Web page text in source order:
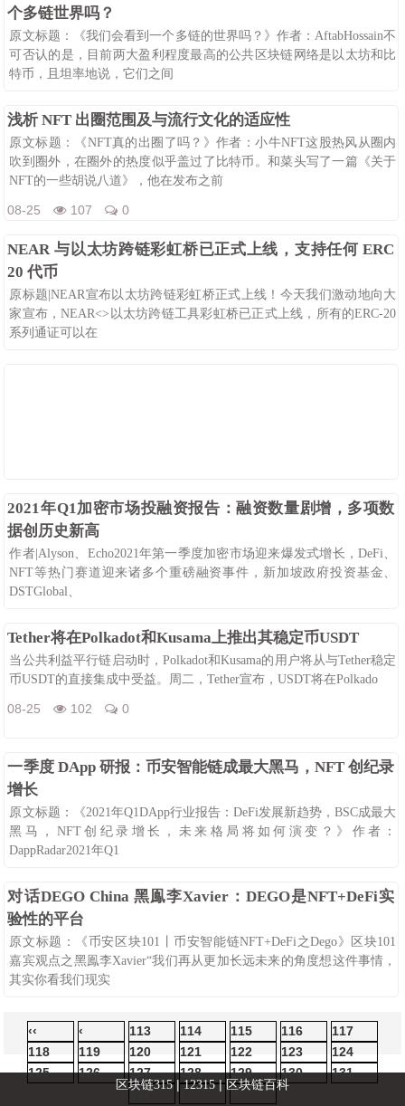
个多链世界吗？
原文标题：《我们会看到一个多链的世界吗？》作者：AftabHossain不
可否认的是，目前两大盈利程度最高的公共区块链网络是以太坊和比
特币，且坦率地说，它们之间
浅析 NFT 出圈范围及与流行文化的适应性
原文标题：《NFT真的出圈了吗？》作者：小牛NFT这股热风从圈内
吹到圈外，在圈外的热度似乎盖过了比特币。和菜头写了一篇《关于
NFT的一些胡说八道》，他在发布之前
08-25 107 0
NEAR 与以太坊跨链彩虹桥已正式上线，支持任何 ERC
20 代币
原标题|NEAR宣布以太坊跨链彩虹桥正式上线！今天我们激动地向大
家宣布，NEAR<>以太坊跨链工具彩虹桥已正式上线，所有的ERC-20
系列通证可以在
2021年Q1加密市场投融资报告：融资数量剧增，多项数
据创历史新高
作者|Alyson、Echo2021年第一季度加密市场迎来爆发式增长，DeFi、
NFT等热门赛道迎来诸多个重磅融资事件，新加坡政府投资基金、
DSTGlobal、
Tether将在Polkadot和Kusama上推出其稳定币USDT
当公共利益平行链启动时，Polkadot和Kusama的用户将从与Tether稳定
币USDT的直接集成中受益。周二，Tether宣布，USDT将在Polkado
08-25 102 0
一季度 DApp 研报：币安智能链成最大黑马，NFT 创纪录
增长
原文标题：《2021年Q1DApp行业报告：DeFi发展新趋势，BSC成最大
黑马，NFT创纪录增长，未来格局将如何演变？》作者：
DappRadar2021年Q1
对话DEGO China 黑鳯李Xavier：DEGO是NFT+DeFi实
验性的平台
原文标题：《币安区块101丨币安智能链NFT+DeFi之Dego》区块101
嘉宾观点之黑鳯李Xavier“我们再从更加长远未来的角度想这件事情，
其实你看我们现实
‹‹
‹ 113 114 115 116
117
118
119 120 121 122 123
124
125
126 127 128 129 130
131
132
››
区块链315|12315| 区块链百科